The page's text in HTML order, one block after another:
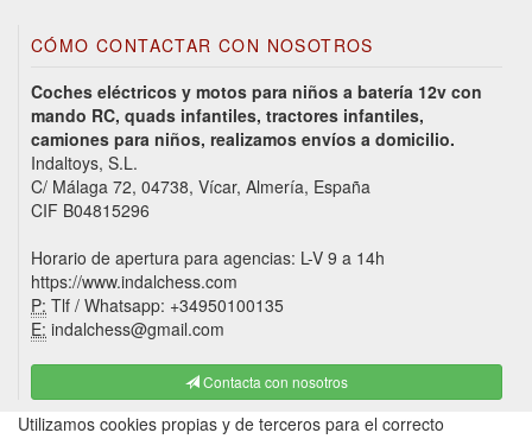
CÓMO CONTACTAR CON NOSOTROS
Coches eléctricos y motos para niños a batería 12v con
mando RC, quads infantiles, tractores infantiles,
camiones para niños, realizamos envíos a domicilio.
Indaltoys, S.L.
C/ Málaga 72, 04738, Vícar, Almería, España
CIF B04815296
Horario de apertura para agencias: L-V 9 a 14h
https://www.indalchess.com
P: Tlf / Whatsapp: +34950100135
E: indalchess@gmail.com
Contacta con nosotros
Utilizamos cookies propias y de terceros para el correcto